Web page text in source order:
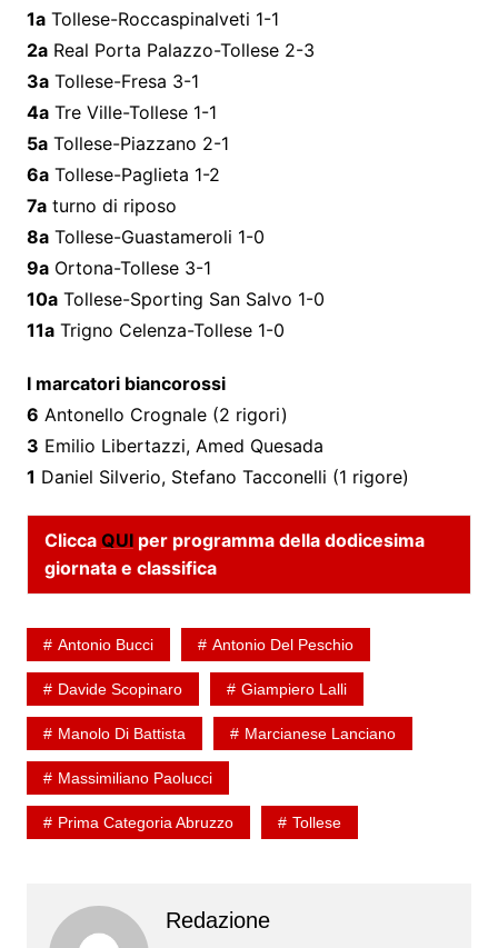
1aTollese-Roccaspinalveti 1-1
2aReal Porta Palazzo-Tollese 2-3
3aTollese-Fresa 3-1
4aTre Ville-Tollese 1-1
5aTollese-Piazzano 2-1
6aTollese-Paglieta 1-2
7aturno di riposo
8aTollese-Guastameroli 1-0
9aOrtona-Tollese 3-1
10aTollese-Sporting San Salvo 1-0
11aTrigno Celenza-Tollese 1-0
I marcatori biancorossi
6 Antonello Crognale (2 rigori)
3 Emilio Libertazzi, Amed Quesada
1 Daniel Silverio, Stefano Tacconelli (1 rigore)
Clicca QUIper programma della dodicesima
giornata e classifica
Antonio Bucci Antonio Del Peschio
Davide Scopinaro Giampiero Lalli
Manolo Di Battista Marcianese Lanciano
Massimiliano Paolucci
Prima Categoria Abruzzo Tollese
Redazione